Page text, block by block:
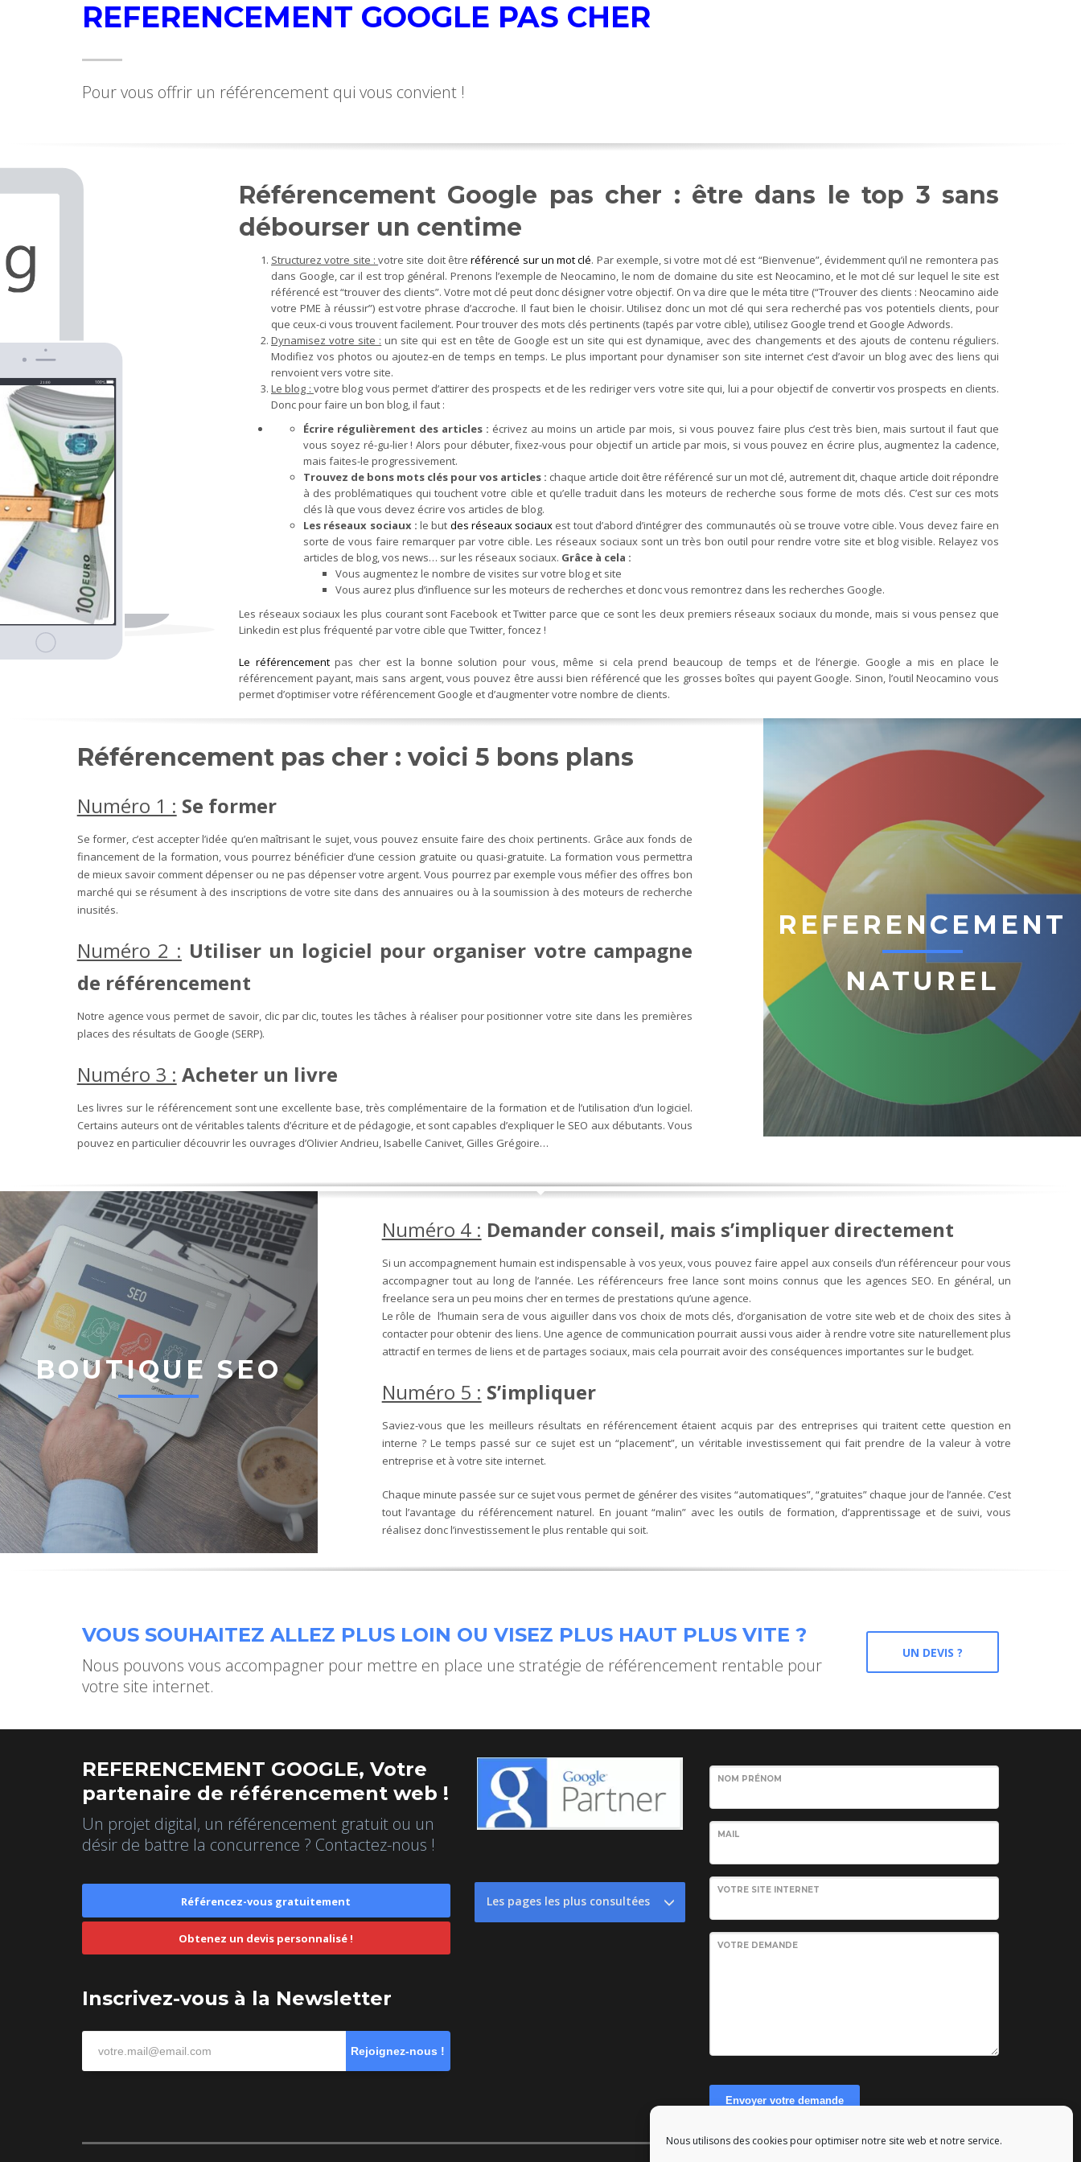
Nous utilisons des cookies pour optimiser notre site web et notre service.
REFERENCEMENT GOOGLE PAS CHER
Pour vous offrir un référencement qui vous convient !
Référencement Google pas cher : être dans le top 3 sans
débourser un centime
Structurez votre site :votre site doit êtreréférencé sur un mot clé. Par exemple, si votre mot clé est “Bienvenue”, évidemment qu’il ne remontera pas
dans Google, car il est trop général. Prenons l’exemple de Neocamino, le nom de domaine du site est Neocamino, et le mot clé sur lequel le site est
référencé est “trouver des clients”. Votre mot clé peut donc désigner votre objectif. On va dire que le méta titre (“Trouver des clients : Neocamino aide
votre PME à réussir”) est votre phrase d’accroche. Il faut bien le choisir. Utilisez donc un mot clé qui sera recherché pas vos potentiels clients, pour
que ceux-ci vous trouvent facilement. Pour trouver des mots clés pertinents (tapés par votre cible), utilisez Google trend et Google Adwords.
Dynamisez votre site : un site qui est en tête de Google est un site qui est dynamique, avec des changements et des ajouts de contenu réguliers.
Modifiez vos photos ou ajoutez-en de temps en temps. Le plus important pour dynamiser son site internet c’est d’avoir un blog avec des liens qui
renvoient vers votre site.
Le blog :votre blog vous permet d’attirer des prospects et de les rediriger vers votre site qui, lui a pour objectif de convertir vos prospects en clients.
Donc pour faire un bon blog, il faut :
Écrire régulièrement des articles : écrivez au moins un article par mois, si vous pouvez faire plus c’est très bien, mais surtout il faut que
vous soyez ré-gu-lier ! Alors pour débuter, fixez-vous pour objectif un article par mois, si vous pouvez en écrire plus, augmentez la cadence,
mais faites-le progressivement.
Trouvez de bons mots clés pour vos articles : chaque article doit être référencé sur un mot clé, autrement dit, chaque article doit répondre
à des problématiques qui touchent votre cible et qu’elle traduit dans les moteurs de recherche sous forme de mots clés. C’est sur ces mots
clés là que vous devez écrire vos articles de blog.
Les réseaux sociaux : le but des réseaux sociaux est tout d’abord d’intégrer des communautés où se trouve votre cible. Vous devez faire en
sorte de vous faire remarquer par votre cible. Les réseaux sociaux sont un très bon outil pour rendre votre site et blog visible. Relayez vos
articles de blog, vos news… sur les réseaux sociaux. Grâce à cela :
Vous augmentez le nombre de visites sur votre blog et site
Vous aurez plus d’influence sur les moteurs de recherches et donc vous remontrez dans les recherches Google.
Les réseaux sociaux les plus courant sont Facebook et Twitter parce que ce sont les deux premiers réseaux sociaux du monde, mais si vous pensez que
Linkedin est plus fréquenté par votre cible que Twitter, foncez !
Le référencementpas cher est la bonne solution pour vous, même si cela prend beaucoup de temps et de l’énergie. Google a mis en place le
référencement payant, mais sans argent, vous pouvez être aussi bien référencé que les grosses boîtes qui payent Google. Sinon, l’outil Neocamino vous
permet d’optimiser votre référencement Google et d’augmenter votre nombre de clients.
Référencement pas cher : voici 5 bons plans
Numéro 1 : Se former
Se former, c’est accepter l’idée qu’en maîtrisant le sujet, vous pouvez ensuite faire des choix pertinents. Grâce aux fonds de
financement de la formation, vous pourrez bénéficier d’une cession gratuite ou quasi-gratuite. La formation vous permettra
de mieux savoir comment dépenser ou ne pas dépenser votre argent. Vous pourrez par exemple vous méfier des offres bon
marché qui se résument à des inscriptions de votre site dans des annuaires ou à la soumission à des moteurs de recherche
inusités.
Numéro 2 : Utiliser un logiciel pour organiser votre campagne
de référencement
Notre agence vous permet de savoir, clic par clic, toutes les tâches à réaliser pour positionner votre site dans les premières
places des résultats de Google (SERP).
Numéro 3 : Acheter un livre
Les livres sur le référencement sont une excellente base, très complémentaire de la formation et de l’utilisation d’un logiciel.
Certains auteurs ont de véritables talents d’écriture et de pédagogie, et sont capables d’expliquer le SEO aux débutants. Vous
pouvez en particulier découvrir les ouvrages d’Olivier Andrieu, Isabelle Canivet, Gilles Grégoire…
REFERENCEMENT
NATUREL
BOUTIQUE SEO
Numéro 4 : Demander conseil, mais s’impliquer directement
Si un accompagnement humain est indispensable à vos yeux, vous pouvez faire appel aux conseils d’un référenceur pour vous
accompagner tout au long de l’année. Les référenceurs free lance sont moins connus que les agences SEO. En général, un
freelance sera un peu moins cher en termes de prestations qu’une agence.
Le rôle de l’humain sera de vous aiguiller dans vos choix de mots clés, d’organisation de votre site web et de choix des sites à
contacter pour obtenir des liens. Une agence de communication pourrait aussi vous aider à rendre votre site naturellement plus
attractif en termes de liens et de partages sociaux, mais cela pourrait avoir des conséquences importantes sur le budget.
Numéro 5 : S’impliquer
Saviez-vous que les meilleurs résultats en référencement étaient acquis par des entreprises qui traitent cette question en
interne ? Le temps passé sur ce sujet est un “placement”, un véritable investissement qui fait prendre de la valeur à votre
entreprise et à votre site internet.
Chaque minute passée sur ce sujet vous permet de générer des visites “automatiques”, “gratuites” chaque jour de l’année. C’est
tout l’avantage du référencement naturel. En jouant “malin” avec les outils de formation, d’apprentissage et de suivi, vous
réalisez donc l’investissement le plus rentable qui soit.
VOUS SOUHAITEZ ALLEZ PLUS LOIN OU VISEZ PLUS HAUT PLUS VITE ?
Nous pouvons vous accompagner pour mettre en place une stratégie de référencement rentable pour
votre site internet.
UN DEVIS ?
REFERENCEMENT GOOGLE, Votre
partenaire de référencement web !
Un projet digital, un référencement gratuit ou un
désir de battre la concurrence ? Contactez-nous !
Référencez-vous gratuitement
Obtenez un devis personnalisé !
Inscrivez-vous à la Newsletter
Rejoignez-nous !
Les pages les plus consultées
NOM PRÉNOM
MAIL
VOTRE SITE INTERNET
VOTRE DEMANDE
Envoyer votre demande